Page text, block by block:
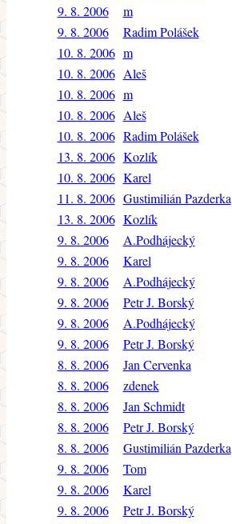
9. 8. 2006
m
9. 8. 2006
Radim Polášek
10. 8. 2006 m
10. 8. 2006 Aleš
10. 8. 2006 m
10. 8. 2006 Aleš
10. 8. 2006 Radim Polášek
13. 8. 2006 Kozlík
10. 8. 2006 Karel
11. 8. 2006 Gustimilián Pazderka
13. 8. 2006 Kozlík
9. 8. 2006
A.Podhájecký
9. 8. 2006
Karel
9. 8. 2006
A.Podhájecký
9. 8. 2006
Petr J. Borský
9. 8. 2006
A.Podhájecký
9. 8. 2006
Petr J. Borský
8. 8. 2006
Jan Cervenka
8. 8. 2006
zdenek
8. 8. 2006
Jan Schmidt
8. 8. 2006
Petr J. Borský
8. 8. 2006
Gustimilián Pazderka
9. 8. 2006
Tom
9. 8. 2006
Karel
9. 8. 2006
Petr J. Borský